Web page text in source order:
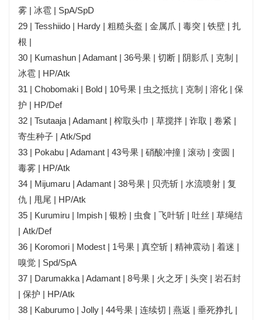
雾 | 冰雹 | SpA/SpD
29 | Tesshiido | Hardy | 粗糙头盔 | 金属爪 | 毒突 | 铁壁 | 扎
根 |
30 | Kumashun | Adamant | 36号果 | 切断 | 阴影爪 | 克制 |
冰雹 | HP/Atk
31 | Chobomaki | Bold | 10号果 | 虫之抵抗 | 克制 | 溶化 | 保
护 | HP/Def
32 | Tsutaaja | Adamant | 榨取头巾 | 草搅拌 | 诈取 | 卷紧 |
寄生种子 | Atk/Spd
33 | Pokabu | Adamant | 43号果 | 硝酸冲撞 | 滚动 | 变圆 |
毒雾 | HP/Atk
34 | Mijumaru | Adamant | 38号果 | 贝壳斩 | 水流喷射 | 复
仇 | 甩尾 | HP/Atk
35 | Kurumiru | Impish | 银粉 | 虫食 | 飞叶斩 | 吐丝 | 草绳结
| Atk/Def
36 | Koromori | Modest | 1号果 | 真空斩 | 精神震动 | 着迷 |
嗅觉 | Spd/SpA
37 | Darumakka | Adamant | 8号果 | 火之牙 | 头突 | 岩石封
| 保护 | HP/Atk
38 | Kaburumo | Jolly | 44号果 | 连续切 | 燕返 | 垂死挣扎 |